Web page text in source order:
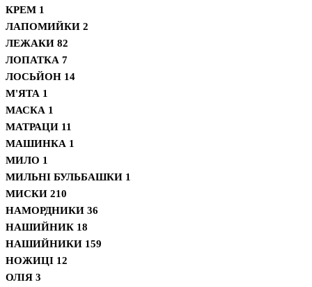
КРЕМ 1
ЛАПОМИЙКИ 2
ЛЕЖАКИ 82
ЛОПАТКА 7
ЛОСЬЙОН 14
М'ЯТА 1
МАСКА 1
МАТРАЦИ 11
МАШИНКА 1
МИЛО 1
МИЛЬНІ БУЛЬБАШКИ 1
МИСКИ 210
НАМОРДНИКИ 36
НАШИЙНИК 18
НАШИЙНИКИ 159
НОЖИЦІ 12
ОЛІЯ 3